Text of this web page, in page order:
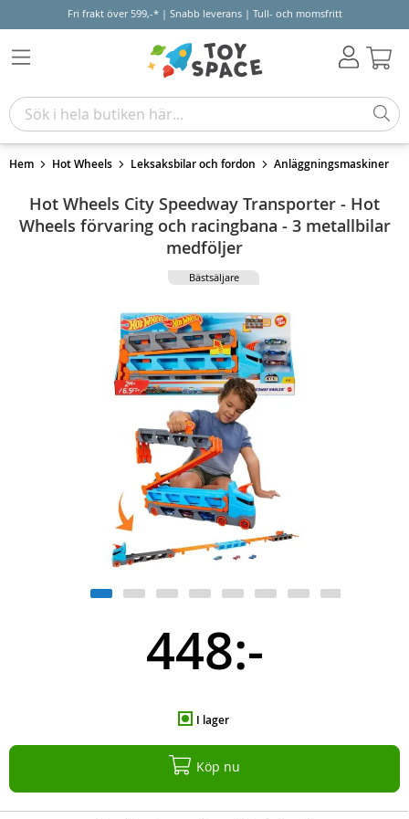
Fri frakt över 599,-* | Snabb leverans | Tull- och momsfritt
Hem Hot Wheels Leksaksbilar och fordon Anläggningsmaskiner
Hot Wheels City Speedway Transporter - Hot
Wheels förvaring och racingbana - 3 metallbilar
medföljer
Bästsäljare
448:-
I lager
Köp nu